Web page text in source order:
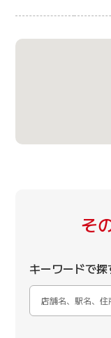
そ
キーワードで探